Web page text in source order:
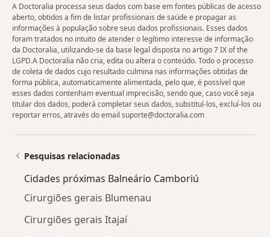
A Doctoralia processa seus dados com base em fontes públicas de acesso
aberto, obtidos a fim de listar profissionais de saúde e propagar as
informações à população sobre seus dados profissionais. Esses dados
foram tratados no intuito de atender o legítimo interesse de informação
da Doctoralia, utilizando-se da base legal disposta no artigo 7 IX of the
LGPD.A Doctoralia não cria, edita ou altera o conteúdo. Todo o processo
de coleta de dados cujo resultado culmina nas informações obtidas de
forma pública, automaticamente alimentada, pelo que, é possível que
esses dados contenham eventual imprecisão, sendo que, caso você seja
titular dos dados, poderá completar seus dados, substituí-los, excluí-los ou
reportar erros, através do email suporte@doctoralia.com
Pesquisas relacionadas
Cidades próximas Balneário Camboriú
Cirurgiões gerais Blumenau
Cirurgiões gerais Itajaí